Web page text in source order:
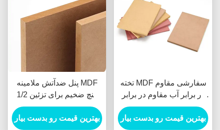
پنل ضدآتش ملامینه MDF
1/2 اینچ ضخیم برای تزئین
مبلمان داخلی
بهترین قیمت رو بدست بیار
تخته MDF سفارشی مقاوم
در برابر آب مقاوم در برابر
موریانه داخل تخته MDF
برای مبلمان
بهترین قیمت رو بدست بیار